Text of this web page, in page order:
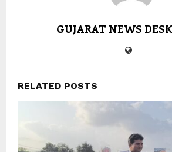
GUJARAT NEWS
RELATED POSTS